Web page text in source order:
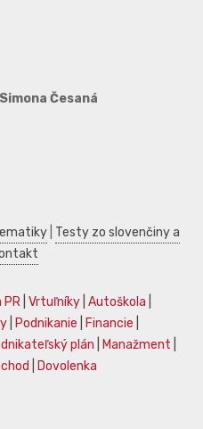
Simona Česaná
Testy zo slovenčiny a
PR Vrtuľníky Autoškola
Podnikanie Financie
plán Manažment
Dovolenka